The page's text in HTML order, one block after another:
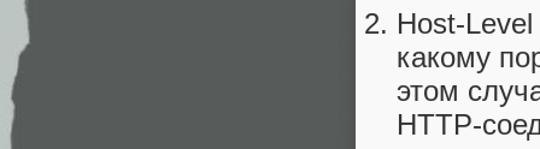
Host-
какому
этом
HTTP-